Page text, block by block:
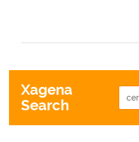
Xagena
Search